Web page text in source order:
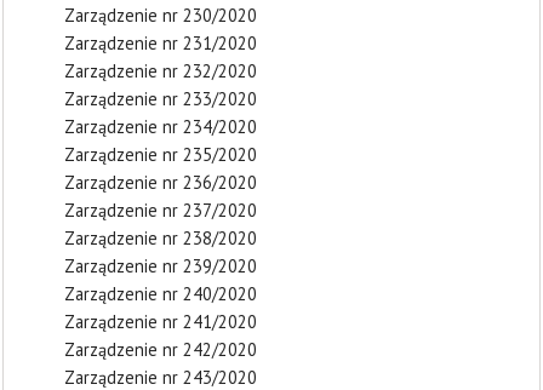
Zarządzenie nr 230/2020
Zarządzenie nr 231/2020
Zarządzenie nr 232/2020
Zarządzenie nr 233/2020
Zarządzenie nr 234/2020
Zarządzenie nr 235/2020
Zarządzenie nr 236/2020
Zarządzenie nr 237/2020
Zarządzenie nr 238/2020
Zarządzenie nr 239/2020
Zarządzenie nr 240/2020
Zarządzenie nr 241/2020
Zarządzenie nr 242/2020
Zarządzenie nr 243/2020